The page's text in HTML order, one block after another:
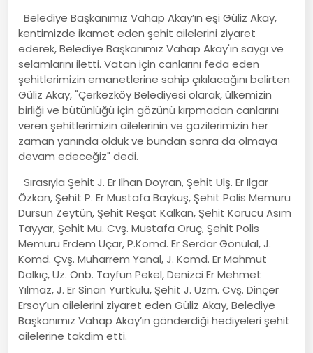
Belediye Başkanımız Vahap Akay’ın eşi Güliz Akay,
kentimizde ikamet eden şehit ailelerini ziyaret
ederek, Belediye Başkanımız Vahap Akay'ın saygı ve
selamlarını iletti. Vatan için canlarını feda eden
şehitlerimizin emanetlerine sahip çıkılacağını belirten
Güliz Akay, "Çerkezköy Belediyesi olarak, ülkemizin
birliği ve bütünlüğü için gözünü kırpmadan canlarını
veren şehitlerimizin ailelerinin ve gazilerimizin her
zaman yanında olduk ve bundan sonra da olmaya
devam edeceğiz" dedi.
Sırasıyla Şehit J. Er İlhan Doyran, Şehit Ulş. Er Ilgar
Özkan, Şehit P. Er Mustafa Baykuş, Şehit Polis Memuru
Dursun Zeytün, Şehit Reşat Kalkan, Şehit Korucu Asım
Tayyar, Şehit Mu. Cvş. Mustafa Oruç, Şehit Polis
Memuru Erdem Uçar, P.Komd. Er Serdar Gönülal, J.
Komd. Çvş. Muharrem Yanal, J. Komd. Er Mahmut
Dalkıç, Uz. Onb. Tayfun Pekel, Denizci Er Mehmet
Yılmaz, J. Er Sinan Yurtkulu, Şehit J. Uzm. Cvş. Dinçer
Ersoy’un ailelerini ziyaret eden Güliz Akay, Belediye
Başkanımız Vahap Akay’ın gönderdiği hediyeleri şehit
ailelerine takdim etti.